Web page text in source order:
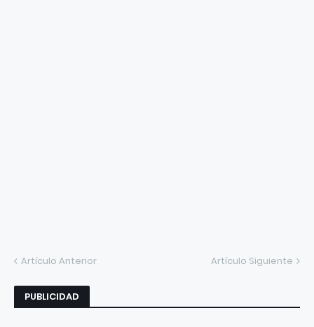
Artículo Anterior Artículo Siguiente
PUBLICIDAD